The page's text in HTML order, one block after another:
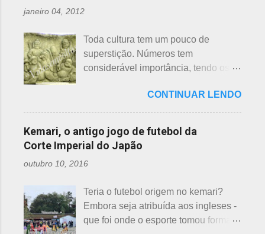
para atender aos nossos insti...
panos de limpeza ou enviadas aos
países pobres. Campanhas ou
grupos de ajuda solicitando roupas
usadas aparecem vez ou outra em
redes sociais. Algumas instituições
repassar aos necessitados. A pref...
puxei um antigo rascunho do fundo
idades perigosas, antiga crença com
origem no período Heian. Uma
superstição baseada em trocadilhos,
números com significados ruins. Nos
tempos antigos, outras idades eram
incluídas como desfavoráveis. Yaku,
se traduz como infortúnio ou má sorte
ano. Se procurarmos pela tradução
da palavra Yakudoshi no Google,
aparece a palavra climatério. Embora
não haja muita informação, encontrei
janeiro 04, 2012
Toda cultura tem um pouco de
superstição. Números tem
considerável importância, tendo os
números 4 (pronunciado " shi ") e 9
(pronunciado " ku ") são
considerados de azar, por causa da
pronúncia. "Shi" significa, também,
morte e "ku" , agonia ou tortura. 7 é
um número auspicioso em quase
sendo exceção no Japão. Este
número é incluído em vários termos,
por exemplo: 7 maravilhas do mundo,
CONTINUAR LENDO
Kemari, o antigo jogo de futebol da
Corte Imperial do Japão
outubro 10, 2016
Teria o futebol origem no kemari?
Embora seja atribuída aos ingleses -
que foi onde o esporte tomou forma -